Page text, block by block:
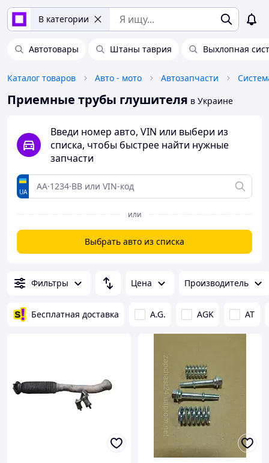
В категории
Автотовары Штаны таврия Выхлопная
Каталог товаров Авто - мото Автозапчасти
Приемные трубы глушителя в Украине
Введи номер авто, VIN или выбери из
списка, чтобы быстрее найти нужные
запчасти
UA
или
Выбрать авто из списка
Фильтры Цена Производитель
Бесплатная доставка A.G. AGK AT